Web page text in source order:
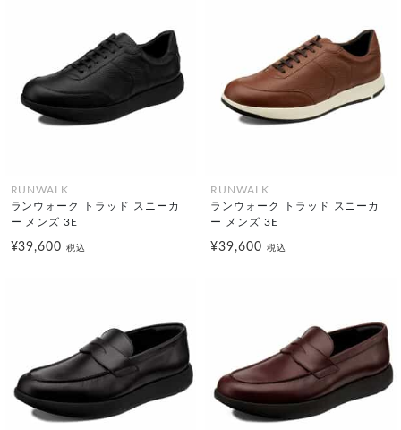
RUNWALK
ランウォーク トラッド スニーカ
ー メンズ 3E
¥39,600税込
RUNWALK
ランウォーク トラッド スニーカ
ー メンズ 3E
¥39,600 税込